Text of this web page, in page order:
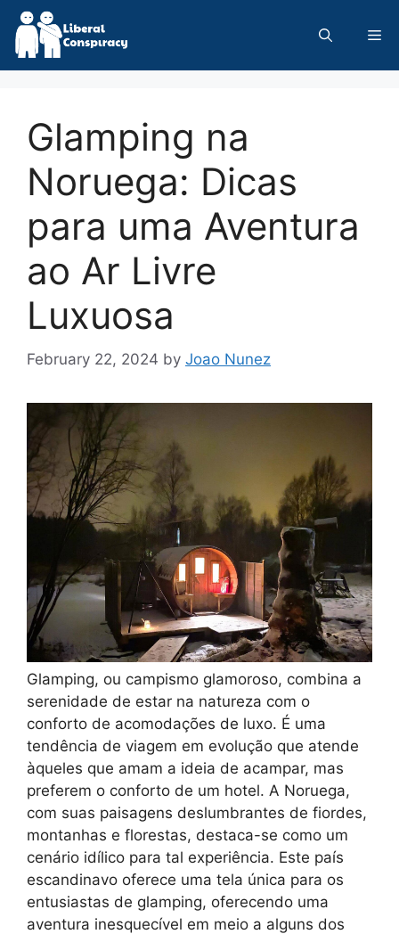
Skip
content
Glamping na
Noruega: Dicas
para uma Aventura
ao Ar Livre
Luxuosa
February 22, 2024 by Joao Nunez
Glamping, ou campismo glamoroso, combina a
serenidade de estar na natureza com o
conforto de acomodações de luxo. É uma
tendência de viagem em evolução que atende
àqueles que amam a ideia de acampar, mas
preferem o conforto de um hotel. A Noruega,
com suas paisagens deslumbrantes de fiordes,
montanhas e florestas, destaca-se como um
cenário idílico para tal experiência. Este país
escandinavo oferece uma tela única para os
entusiastas de glamping, oferecendo uma
aventura inesquecível em meio a alguns dos